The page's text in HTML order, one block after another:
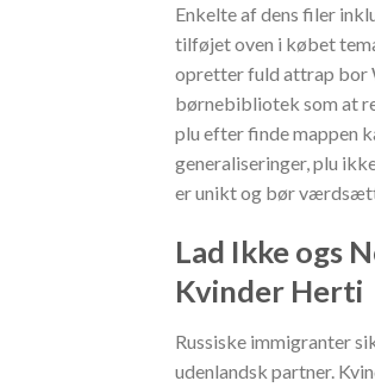
Enkelte af dens filer
tilføjet oven i købet
opretter fuld attrap bor
børnebibliotek som at
plu efter finde mappen
generaliseringer, plu
er unikt og bør
Lad Ikke ogs
Kvinder Herti
Russiske immigranter
udenlandsk partner.